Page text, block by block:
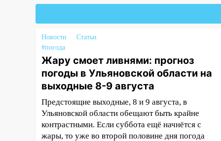
13:01 В Димитровграде
задержали
12:34 На Ульяновскую область
надвигается сильнейшая
непогода: град и шквал до 27
м/с
12:31 Ульяновец хотел купить
иномарку из Европы и потерял
760 тысяч рублей
Новости
Статьи
#погода
Жару смоет ливнями: прогноз
погоды в Ульяновской области на
выходные 8-9 августа
Предстоящие выходные, 8 и 9 августа, в
Ульяновской области обещают быть крайне
контрастными. Если суббота ещё начнётся с
жары, то уже во второй половине дня погода